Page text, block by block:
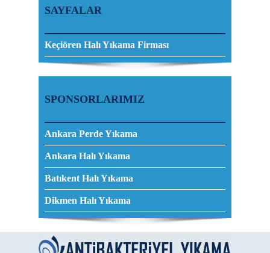
SAYFALAR
Keçiören Halı Yıkama Firması
SPONSORLARIMIZ
Ankara Perde Yıkama
Ankara Halı Yıkama
Batıkent Halı Yıkama
Dikmen Halı Yıkama